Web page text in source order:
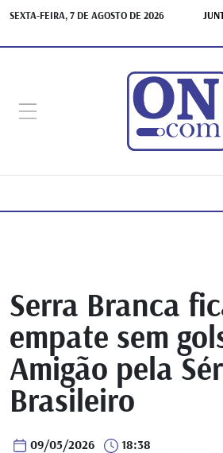
SEXTA-FEIRA, 7 DE AGOSTO DE 2026
Serra Branca
empate sem
Amigão pela
Brasileiro
09/05/2026
18:38